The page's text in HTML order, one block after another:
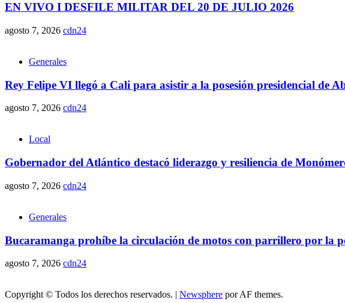
EN VIVO I DESFILE MILITAR DEL 20 DE JULIO 2026
agosto 7, 2026 cdn24
Generales
Rey Felipe VI llegó a Cali para asistir a la posesión presidencial de
agosto 7, 2026 cdn24
Local
Gobernador del Atlántico destacó liderazgo y resiliencia de
agosto 7, 2026 cdn24
Generales
Bucaramanga prohíbe la circulación de motos con parrillero por la
agosto 7, 2026 cdn24
Copyright © Todos los derechos reservados. | Newsphere por AF themes.